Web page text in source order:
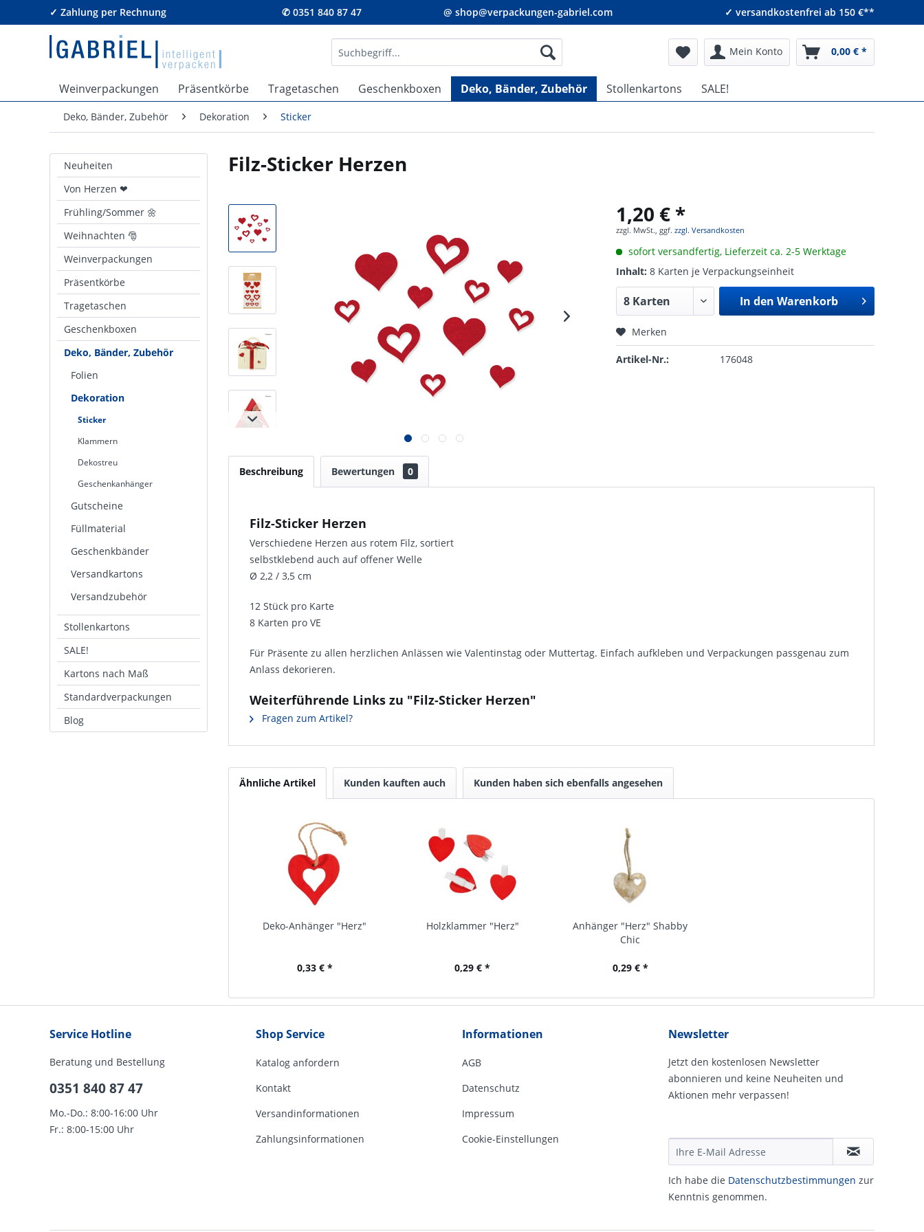
✓ Zahlung per Rechnung ✆ 0351 840 87 47 @ shop@verpackungen-gabriel.com ✓ versandkostenfrei ab 150 €**
Mein Konto 0,00 € *
Weinverpackungen Präsentkörbe Tragetaschen Geschenkboxen Deko, Bänder, Zubehör Stollenkartons SALE!
Deko, Bänder, Zubehör Dekoration Sticker
Neuheiten
Von Herzen ❤
Frühling/Sommer 🌼
Weihnachten 🎅
Weinverpackungen
Präsentkörbe
Tragetaschen
Geschenkboxen
Deko, Bänder, Zubehör
Folien
Dekoration
Sticker
Klammern
Dekostreu
Geschenkanhänger
Gutscheine
Füllmaterial
Geschenkbänder
Versandkartons
Versandzubehör
Stollenkartons
SALE!
Kartons nach Maß
Standardverpackungen
Blog
Filz-Sticker Herzen
1,20 € *
zzgl. MwSt., ggf. zzgl. Versandkosten
sofort versandfertig, Lieferzeit ca. 2-5 Werktage
Inhalt: 8 Karten je Verpackungseinheit
In den Warenkorb
Merken
Artikel-Nr.: 176048
Beschreibung Bewertungen 0
Filz-Sticker Herzen
Verschiedene Herzen aus rotem Filz, sortiert
selbstklebend auch auf offener Welle
Ø 2,2 / 3,5 cm
12 Stück pro Karte
8 Karten pro VE
Für Präsente zu allen herzlichen Anlässen wie Valentinstag oder Muttertag. Einfach aufkleben und Verpackungen passgenau zum
Anlass dekorieren.
Weiterführende Links zu "Filz-Sticker Herzen"
Fragen zum Artikel?
Ähnliche Artikel Kunden kauften auch Kunden haben sich ebenfalls angesehen
Deko-Anhänger "Herz"
0,33 € *
Holzklammer "Herz"
0,29 € *
Anhänger "Herz" Shabby
Chic
0,29 € *
Service Hotline
Beratung und Bestellung
0351 840 87 47
Mo.-Do.: 8:00-16:00 Uhr
Fr.: 8:00-15:00 Uhr
Shop Service
Katalog anfordern
Kontakt
Versandinformationen
Zahlungsinformationen
Informationen
AGB
Datenschutz
Impressum
Cookie-Einstellungen
Newsletter
Jetzt den kostenlosen Newsletter
abonnieren und keine Neuheiten und
Aktionen mehr verpassen!
Ich habe die Daten­schutz­be­stim­mungen zur
Kennt­nis genommen.